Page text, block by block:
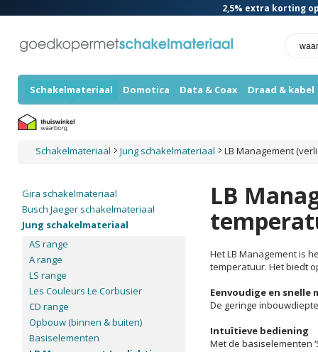
2,5% extra korting
Schakelmateriaal Domotica Data & Coax Draad & kabel
Schakelmateriaal Jung schakelmateriaal LB Management
LB
Het LB Management is
temperatuur. Het biedt
Eenvoudige en snelle
De geringe
Intuïtieve bediening
Met de basiselementen
Gira schakelmateriaal
Busch Jaeger schakelmateriaal
Jung schakelmateriaal
AS range
A range
LS range
Les Couleurs Le Corbusier
CD range
Opbouw (binnen & buiten)
Basiselementen